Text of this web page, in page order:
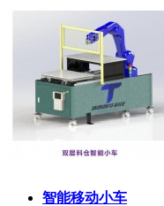
智能移动小车